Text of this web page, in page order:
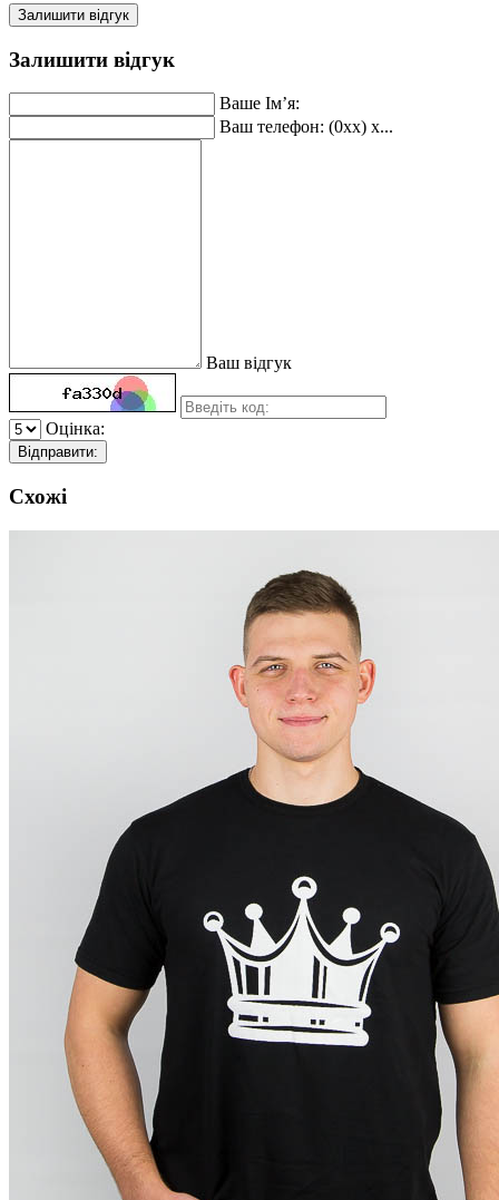
Залишити відгук
Залишити відгук
Ваше Ім’я:
Ваш телефон: (0xx) x...
Ваш відгук
Оцінка:
Відправити:
Схожі